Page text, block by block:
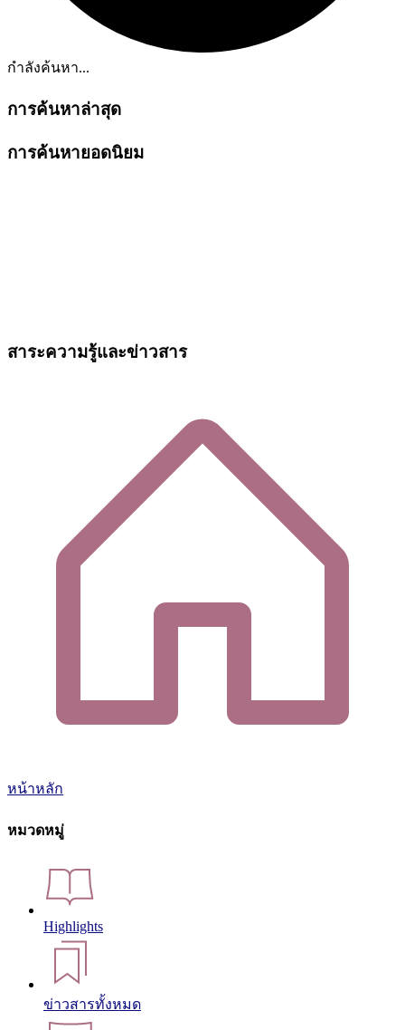
กำลังค้นหา...
การค้นหาล่าสุด
การค้นหายอดนิยม
สาระความรู้และข่าวสาร
หน้าหลัก
หมวดหมู่
Highlights
ข่าวสารทั้งหมด